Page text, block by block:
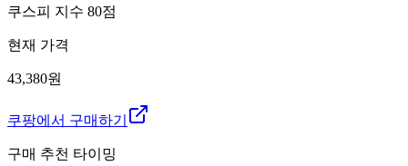
쿠스피 지수 80점
현재 가격
43,380원
쿠팡에서 구매하기
구매 추천 타이밍